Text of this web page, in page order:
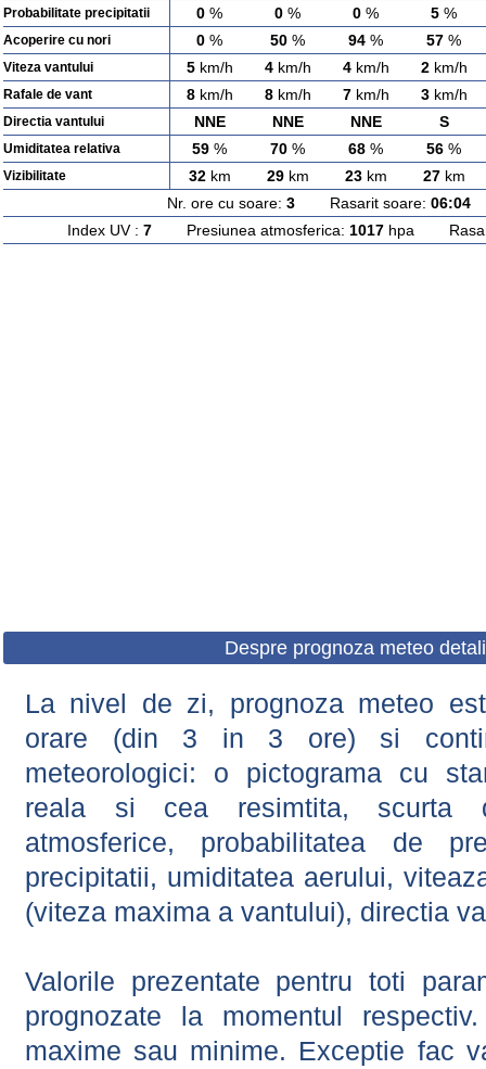
Probabilitate precipitatii 0 % 0 % 0 % 5 %
Acoperire cu nori 0 % 50 % 94 % 57 %
Viteza vantului 5km/h 4km/h 4km/h 2km/h
Rafale de vant 8km/h 8km/h 7km/h 3km/h
Directia vantului NNE NNE NNE S
Umiditatea relativa 59 % 70 % 68 % 56 %
Vizibilitate 32km 29km 23km 27km
Nr. ore cu soare: 3Rasarit soare: 06:04
Index UV : 7Presiunea atmosferica: 1017hpa
Despre prognoza meteo
La nivel de zi, prognoza meteo
orare (din 3 in 3 ore) si
meteorologici: o pictograma cu
reala si cea resimtita, scurta
atmosferice, probabilitatea de
precipitatii, umiditatea aerului,
(viteza maxima a vantului), directia
Valorile prezentate pentru toti
prognozate la momentul
maxime sau minime. Exceptie fac